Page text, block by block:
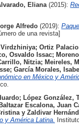
Eliana (2015):
Alfredo (2019):
de una revista]
; Ortiz
Osvaldo Issac;
Nitzia; Meireles,
; García Morales,
en México y
; López González,
Baltazar Escalona, Juan
y Zaldivar
y América Latina.